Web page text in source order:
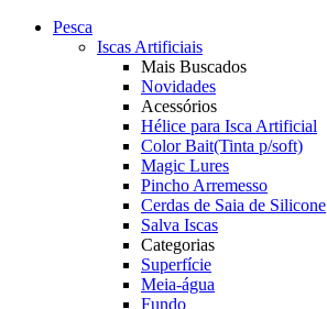
Pesca
Iscas Artificiais
Mais Buscados
Novidades
Acessórios
Hélice para Isca Artificial
Color Bait(Tinta p/soft)
Magic Lures
Pincho Arremesso
Cerdas de Saia de Silicone
Salva Iscas
Categorias
Superfície
Meia-água
Fundo